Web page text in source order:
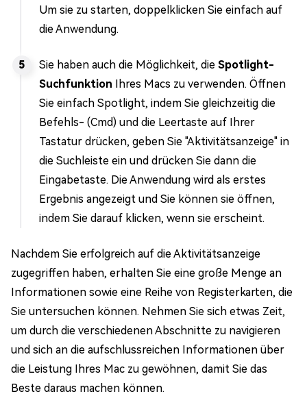
Um sie zu starten, doppelklicken Sie einfach auf
die Anwendung.
Sie haben auch die Möglichkeit, die Spotlight-
Suchfunktion Ihres Macs zu verwenden. Öffnen
Sie einfach Spotlight, indem Sie gleichzeitig die
Befehls- (Cmd) und die Leertaste auf Ihrer
Tastatur drücken, geben Sie "Aktivitätsanzeige" in
die Suchleiste ein und drücken Sie dann die
Eingabetaste. Die Anwendung wird als erstes
Ergebnis angezeigt und Sie können sie öffnen,
indem Sie darauf klicken, wenn sie erscheint.
Nachdem Sie erfolgreich auf die Aktivitätsanzeige
zugegriffen haben, erhalten Sie eine große Menge an
Informationen sowie eine Reihe von Registerkarten, die
Sie untersuchen können. Nehmen Sie sich etwas Zeit,
um durch die verschiedenen Abschnitte zu navigieren
und sich an die aufschlussreichen Informationen über
die Leistung Ihres Mac zu gewöhnen, damit Sie das
Beste daraus machen können.